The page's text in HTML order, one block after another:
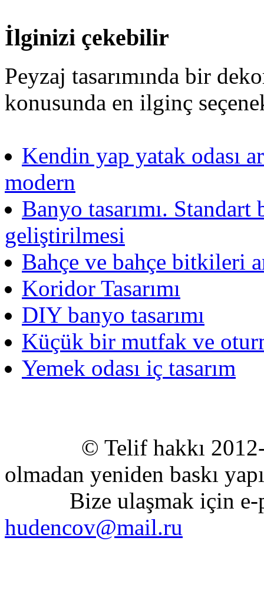
İlginizi çekebilir
Peyzaj tasarımında bir
konusunda en ilginç
Kendin yap yatak odası
modern
Banyo tasarımı.
geliştirilmesi
Bahçe ve bahçe bitkileri
Koridor Tasarımı
DIY banyo tasarımı
Küçük bir mutfak ve
Yemek odası iç tasarım
© Telif hakkı 2012-
olmadan yeniden baskı
Bize ulaşmak için e-
hudencov@mail.ru